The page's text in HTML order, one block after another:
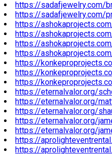
https://sadafjewelry.com/
https://sadafjewelry.com/
https://
https://
https://
https://
https://
https://
https://
https://eternalvalor.org/
https://eternalvalor.org/
https://eternalvalor.org/
https://eternalvalor.org/
https://eternalvalor.org/
https://
https://